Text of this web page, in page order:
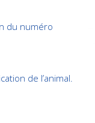
du numéro
de l’animal.